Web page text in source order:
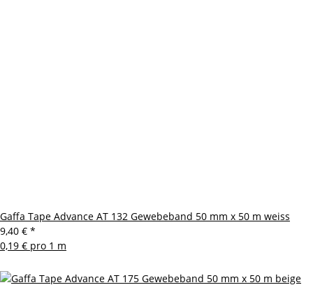
Gaffa Tape Advance AT 132 Gewebeband 50 mm x 50 m weiss
9,40 € *
0,19 € pro 1 m